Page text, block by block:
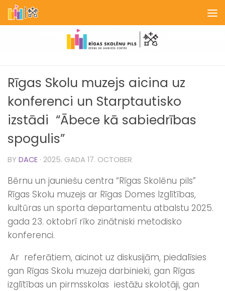
Skip to content
Rīgas Skolu muzejs aicina uz
konferenci un Starptautisko
izstādi “Ābece kā sabiedrības
spogulis”
BY DACE · 2025. GADA 17. OCTOBER
Bērnu un jauniešu centra “Rīgas Skolēnu pils”
Rīgas Skolu muzejs ar Rīgas Domes Izglītības,
kultūras un sporta departamentu atbalstu 2025.
gada 23. oktobrī rīko zinātniski metodisko
konferenci.
Ar referātiem, aicinot uz diskusijām, piedalīsies
gan Rīgas Skolu muzeja darbinieki, gan Rīgas
izglītības un pirmsskolas iestāžu skolotāji, gan